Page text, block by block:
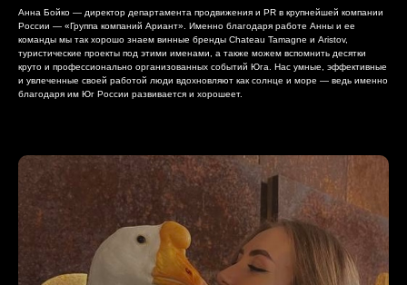
Анна Бойко — директор департамента продвижения и PR в крупнейшей компании
России — «Группа компаний Ариант». Именно благодаря работе Анны и ее
команды мы так хорошо знаем винные бренды Chateau Tamagne и Aristov,
туристические проекты под этими именами, а также можем вспомнить десятки
круто и профессионально организованных событий Юга. Нас умные, эффективные
и увлеченные своей работой люди вдохновляют как солнце и море — ведь именно
благодаря им Юг России развивается и хорошеет.